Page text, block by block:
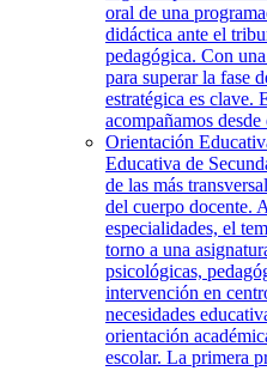
oral de una
didáctica ante el
pedagógica. Con
para superar la fase
estratégica es clave.
acompañamos
Orientación
Educativa de
de las más
del cuerpo docente.
especialidades, el
torno a una
psicológicas,
intervención en
necesidades
orientación
escolar. La primera